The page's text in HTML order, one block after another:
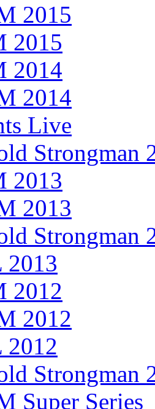
2015
2015
2014
2014
Live
Strongman
2013
2013
Strongman
2013
2012
2012
2012
Strongman
Super Series